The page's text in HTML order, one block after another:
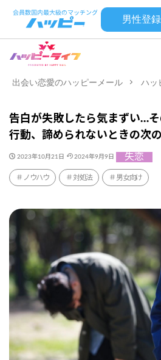
男性登録
出会い恋愛のハッピーメール ハッ
告白が失敗したら気まずい…
行動、諦められないときの次
2023年10月21日 2024年9月9日 失恋
ノウハウ 対処法 男女向け